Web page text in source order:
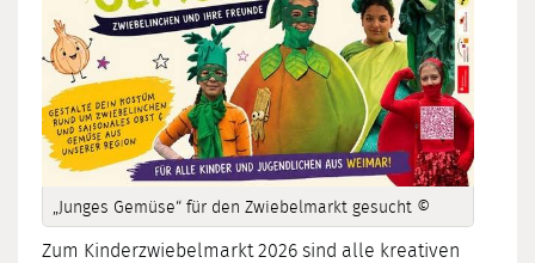
„Junges Gemüse“ für den Zwiebelmarkt gesucht ©
Zum Kinderzwiebelmarkt 2026 sind alle kreativen